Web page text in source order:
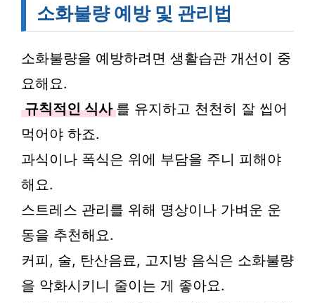
소화불량 예방 및 관리법
소화불량을 예방하려면 생활습관 개선이 중
요해요.
규칙적인 식사 를 유지하고 천천히 잘 씹어
먹어야 하죠.
과식이나 폭식은 위에 부담을 주니 피해야
해요.
스트레스 관리를 위해 명상이나 가벼운 운
동을 추천해요.
커피, 술, 탄산음료, 고지방 음식은 소화불량
을 악화시키니 줄이는 게 좋아요.